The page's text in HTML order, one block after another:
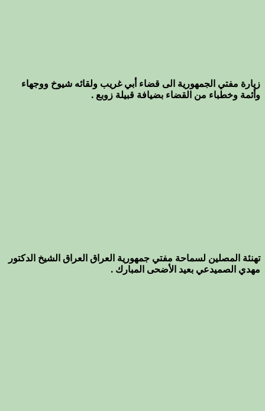
زيارة مفتي الجمهورية الى قضاء أبي غريب ولقائه شيوخ ووجهاء
وأئمة وخطباء من القضاء بضيافة قبيلة زوبع .
تهنئة المصلين لسماحة مفتي جمهورية العراق العراق الشيخ الدكتور
مهدي الصميدعي بعيد الأضحى المبارك .